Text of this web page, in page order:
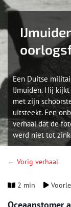
Een Duitse
IJmuiden. Hij
met zijn
uitsteekt. Een
verhaal dat de
werd niet tot
← Vorig verhaal
2 min